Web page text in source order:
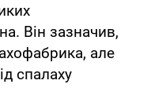
Він зазначив,
але
спалаху